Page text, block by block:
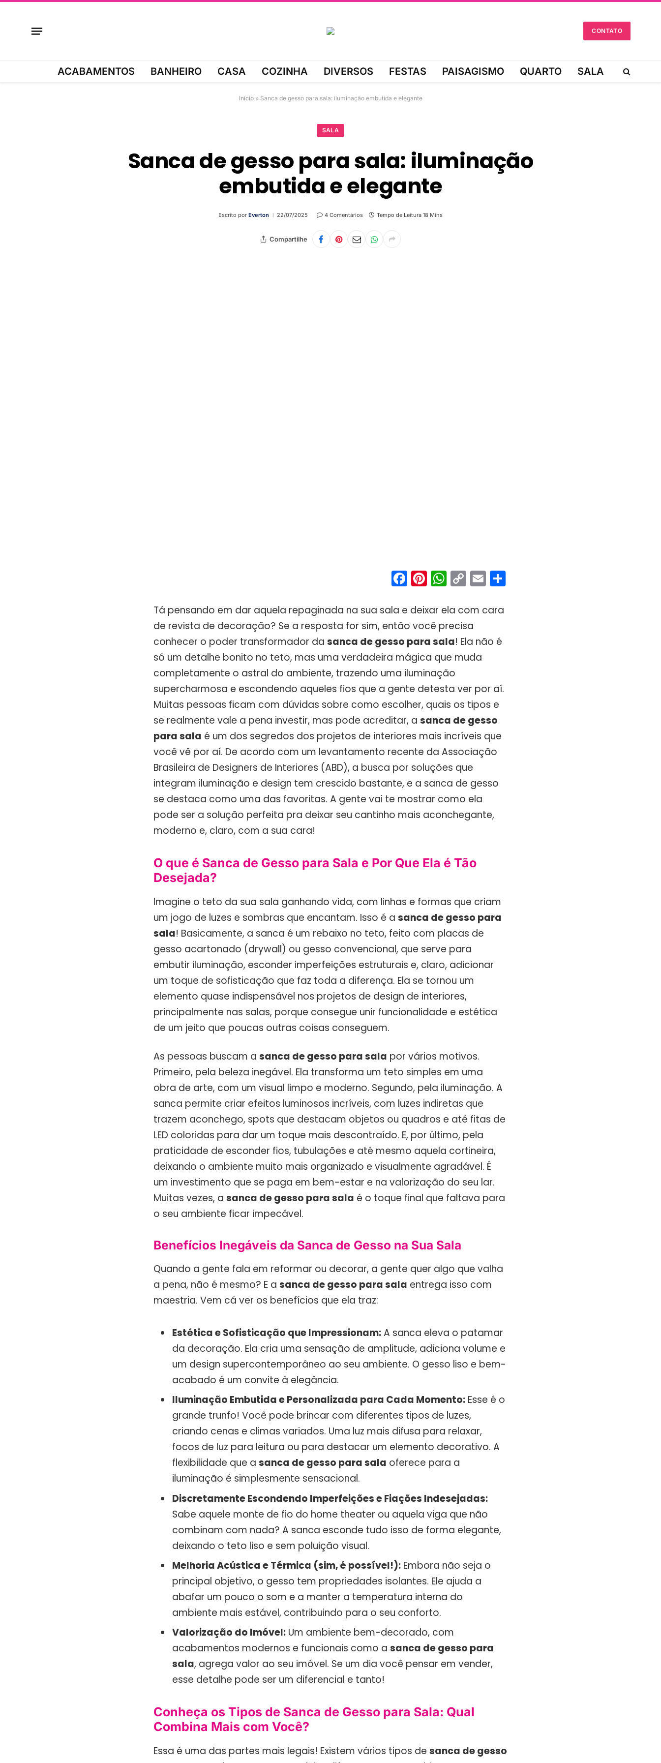
CONTATO
ACABAMENTOS BANHEIRO CASA COZINHA DIVERSOS FESTAS PAISAGISMO QUARTO SALA
Início» Sanca de gesso para sala: iluminação embutida e elegante
SALA
Sanca de gesso para sala: iluminação
embutida e elegante
Escrito por Everton 22/07/2025 4 Comentários Tempo de Leitura 18 Mins
Compartilhe
Facebook
Pinterest
WhatsApp
Copy
Link
Email
Tá pensando em dar aquela repaginada na sua sala e deixar ela com cara
de revista de decoração? Se a resposta for sim, então você precisa
conhecer o poder transformador da sanca de gesso para sala! Ela não é
só um detalhe bonito no teto, mas uma verdadeira mágica que muda
completamente o astral do ambiente, trazendo uma iluminação
supercharmosa e escondendo aqueles fios que a gente detesta ver por aí.
Muitas pessoas ficam com dúvidas sobre como escolher, quais os tipos e
se realmente vale a pena investir, mas pode acreditar, a sanca de gesso
para sala é um dos segredos dos projetos de interiores mais incríveis que
você vê por aí. De acordo com um levantamento recente da Associação
Brasileira de Designers de Interiores (ABD), a busca por soluções que
integram iluminação e design tem crescido bastante, e a sanca de gesso
se destaca como uma das favoritas. A gente vai te mostrar como ela
pode ser a solução perfeita pra deixar seu cantinho mais aconchegante,
moderno e, claro, com a sua cara!
O que é Sanca de Gesso para Sala e Por Que Ela é Tão
Desejada?
Imagine o teto da sua sala ganhando vida, com linhas e formas que criam
um jogo de luzes e sombras que encantam. Isso é a sanca de gesso para
sala! Basicamente, a sanca é um rebaixo no teto, feito com placas de
gesso acartonado (drywall) ou gesso convencional, que serve para
embutir iluminação, esconder imperfeições estruturais e, claro, adicionar
um toque de sofisticação que faz toda a diferença. Ela se tornou um
elemento quase indispensável nos projetos de design de interiores,
principalmente nas salas, porque consegue unir funcionalidade e estética
de um jeito que poucas outras coisas conseguem.
As pessoas buscam a sanca de gesso para sala por vários motivos.
Primeiro, pela beleza inegável. Ela transforma um teto simples em uma
obra de arte, com um visual limpo e moderno. Segundo, pela iluminação. A
sanca permite criar efeitos luminosos incríveis, com luzes indiretas que
trazem aconchego, spots que destacam objetos ou quadros e até fitas de
LED coloridas para dar um toque mais descontraído. E, por último, pela
praticidade de esconder fios, tubulações e até mesmo aquela cortineira,
deixando o ambiente muito mais organizado e visualmente agradável. É
um investimento que se paga em bem-estar e na valorização do seu lar.
Muitas vezes, a sanca de gesso para sala é o toque final que faltava para
o seu ambiente ficar impecável.
Benefícios Inegáveis da Sanca de Gesso na Sua Sala
Quando a gente fala em reformar ou decorar, a gente quer algo que valha
a pena, não é mesmo? E a sanca de gesso para sala entrega isso com
maestria. Vem cá ver os benefícios que ela traz:
Estética e Sofisticação que Impressionam:A sanca eleva o patamar
da decoração. Ela cria uma sensação de amplitude, adiciona volume e
um design supercontemporâneo ao seu ambiente. O gesso liso e bem-
acabado é um convite à elegância.
Iluminação Embutida e Personalizada para Cada Momento: Esse é o
grande trunfo! Você pode brincar com diferentes tipos de luzes,
criando cenas e climas variados. Uma luz mais difusa para relaxar,
focos de luz para leitura ou para destacar um elemento decorativo. A
flexibilidade que a sanca de gesso para sala oferece para a
iluminação é simplesmente sensacional.
Discretamente Escondendo Imperfeições e Fiações Indesejadas:
Sabe aquele monte de fio do home theater ou aquela viga que não
combinam com nada? A sanca esconde tudo isso de forma elegante,
deixando o teto liso e sem poluição visual.
Melhoria Acústica e Térmica (sim, é possível!): Embora não seja o
principal objetivo, o gesso tem propriedades isolantes. Ele ajuda a
abafar um pouco o som e a manter a temperatura interna do
ambiente mais estável, contribuindo para o seu conforto.
Valorização do Imóvel: Um ambiente bem-decorado, com
acabamentos modernos e funcionais como a sanca de gesso para
sala, agrega valor ao seu imóvel. Se um dia você pensar em vender,
esse detalhe pode ser um diferencial e tanto!
Conheça os Tipos de Sanca de Gesso para Sala: Qual
Combina Mais com Você?
Essa é uma das partes mais legais! Existem vários tipos de sanca de gesso